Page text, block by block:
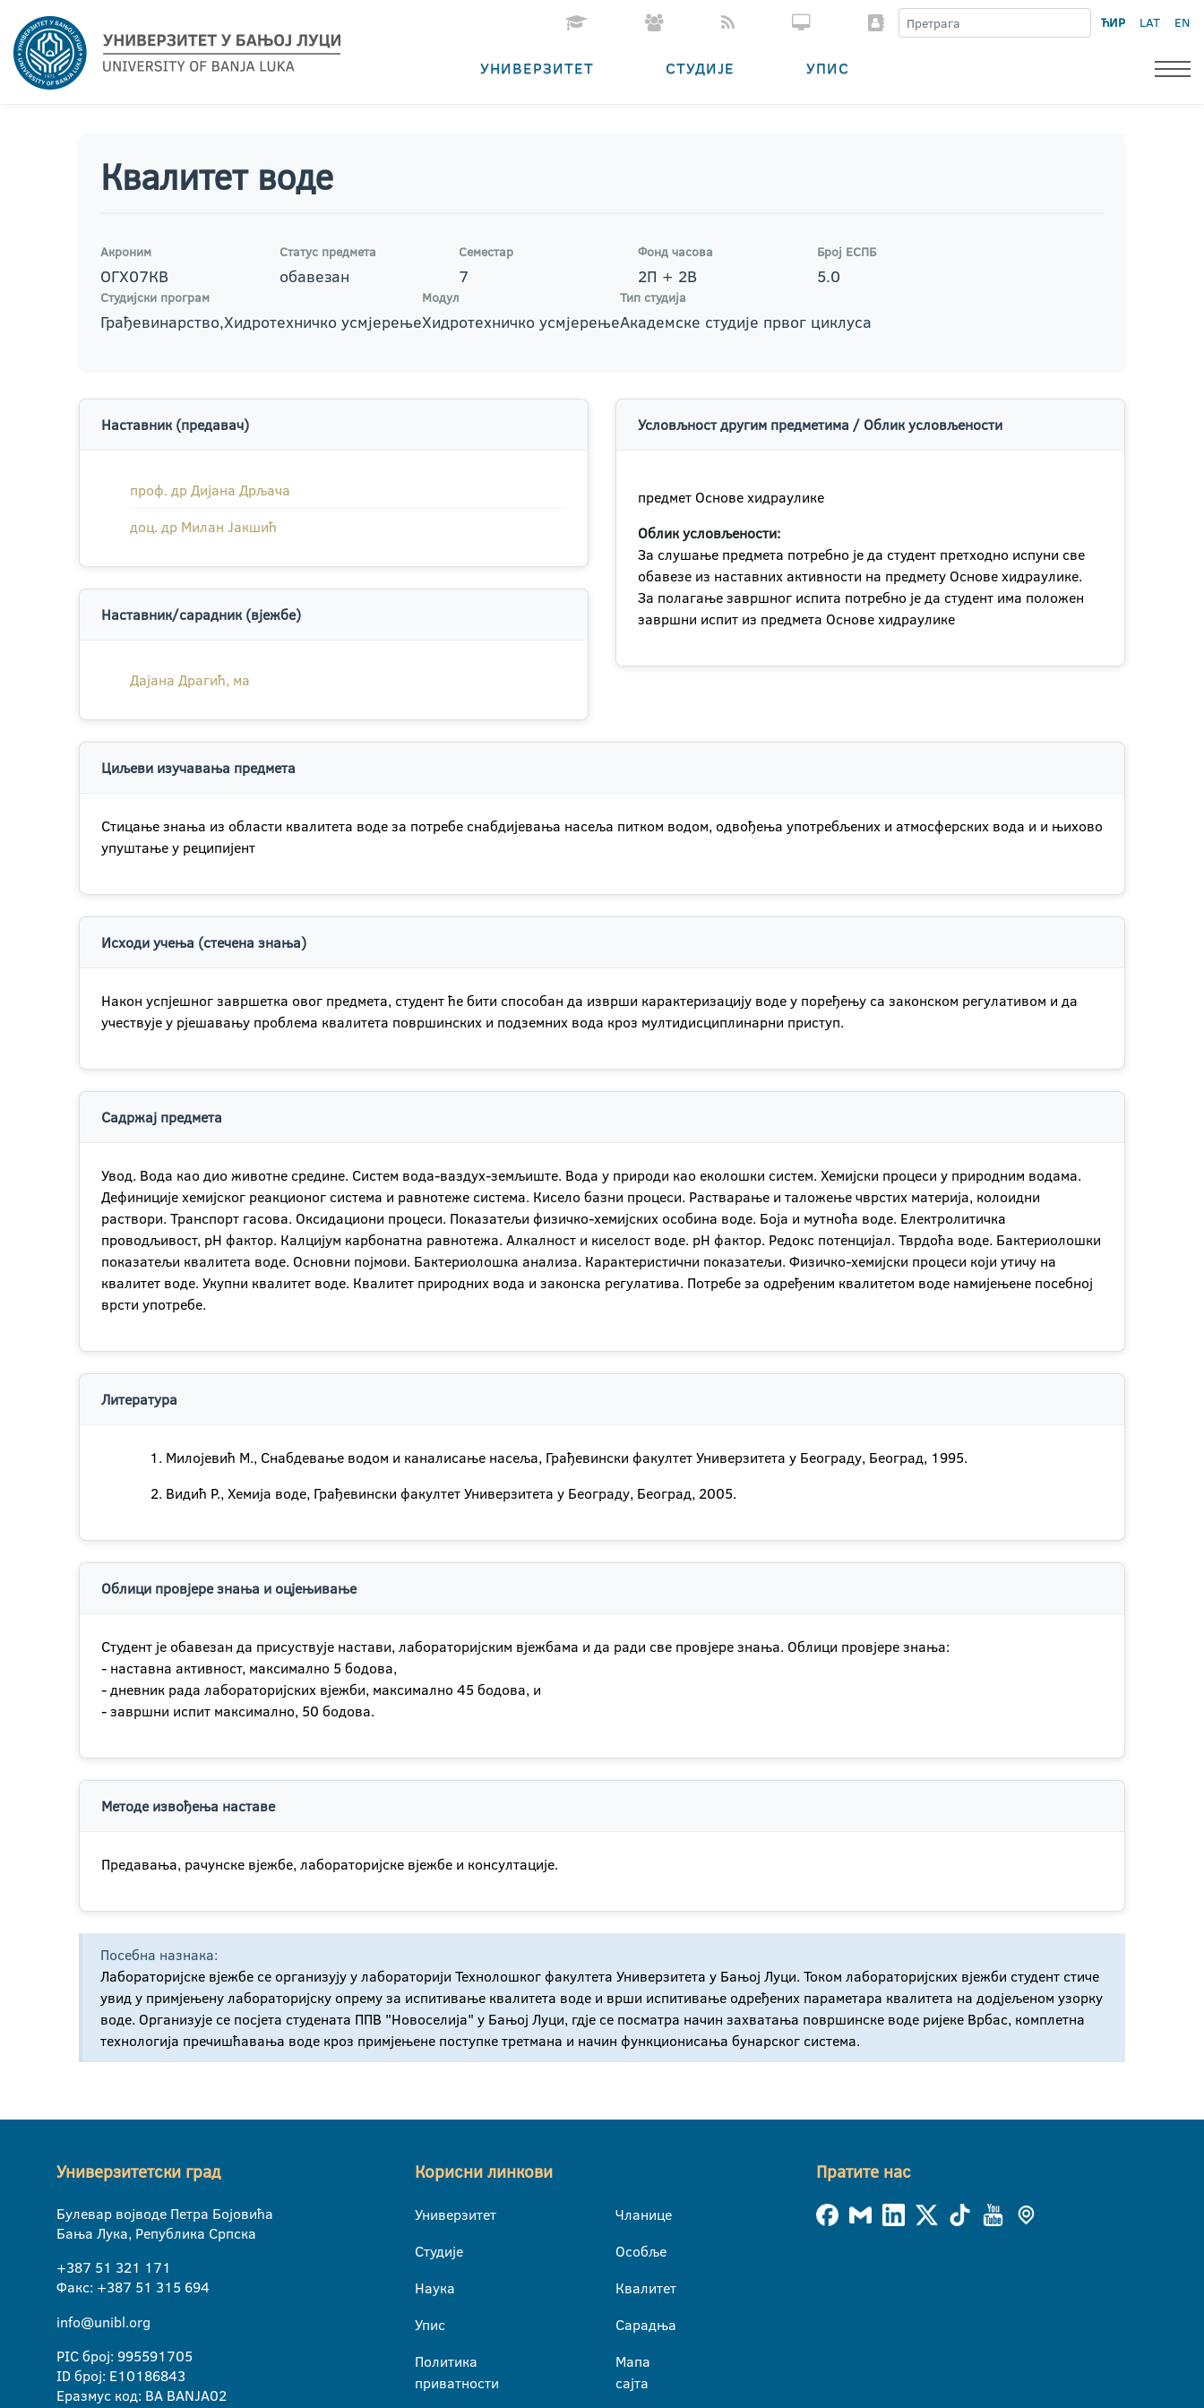
ЋИР LAT EN
УНИВЕРЗИТЕТ СТУДИЈЕ УПИС
Квалитет воде
Акроним
ОГХ07КВ
Статус предмета
обавезан
Семестар
7
Фонд часова
2П + 2В
Број ЕСПБ
5.0
Студијски програм
Грађевинарство,Хидротехничко усмјерење
Модул
Хидротехничко усмјерење
Тип студија
Академске студије првог циклуса
Наставник (предавач)
проф. др Дијана Дрљача
доц. др Милан Јакшић
Наставник/сарадник (вјежбе)
Дајана Драгић, ма
Условљност другим предметима / Облик условљености
предмет Основе хидраулике
Облик условљености:
За слушање предмета потребно је да студент претходно испуни све
обавезе из наставних активности на предмету Основе хидраулике.
За полагање завршног испита потребно је да студент има положен
завршни испит из предмета Основе хидраулике
Циљеви изучавања предмета
Стицање знања из области квалитета воде за потребе снабдијевања насеља питком водом, одвођења употребљених и атмосферских вода и и њихово
упуштање у реципијент
Исходи учења (стечена знања)
Након успјешног завршетка овог предмета, студент ће бити способан да изврши карактеризацију воде у поређењу са законском регулативом и да
учествује у рјешавању проблема квалитета површинских и подземних вода кроз мултидисциплинарни приступ.
Садржај предмета
Увод. Вода као дио животне средине. Систем вода-ваздух-земљиште. Вода у природи као еколошки систем. Хемијски процеси у природним водама.
Дефиниције хемијског реакционог система и равнотеже система. Кисело базни процеси. Растварање и таложење чврстих материја, колоидни
раствори. Транспорт гасова. Оксидациони процеси. Показатељи физичко-хемијских особина воде. Боја и мутноћа воде. Електролитичка
проводљивост, pH фактор. Калцијум карбонатна равнотежа. Алкалност и киселост воде. pH фактор. Редокс потенцијал. Тврдоћа воде. Бактериолошки
показатељи квалитета воде. Основни појмови. Бактериолошка анализа. Карактеристични показатељи. Физичко-хемијски процеси који утичу на
квалитет воде. Укупни квалитет воде. Квалитет природних вода и законска регулатива. Потребе за одређеним квалитетом воде намијењене посебној
врсти употребе.
Литература
Милојевић М., Снабдевање водом и каналисање насеља, Грађевински факултет Универзитета у Београду, Београд, 1995.
Видић Р., Хемија воде, Грађевински факултет Универзитета у Београду, Београд, 2005.
Облици провјере знања и оцјењивање
Студент је обавезан да присуствује настави, лабораторијским вјежбама и да ради све провјере знања. Облици провјере знања:
- наставна активност, максимално 5 бодова,
- дневник рада лабораторијских вјежби, максимално 45 бодова, и
- завршни испит максимално, 50 бодова.
Методе извођења наставе
Предавања, рачунске вјежбе, лабораторијске вјежбе и консултације.
Посебна назнака:
Лабораторијске вјежбе се организују у лабораторији Технолошког факултета Универзитета у Бањој Луци. Током лабораторијских вјежби студент стиче
увид у примјењену лабораторијску опрему за испитивање квалитета воде и врши испитивање одређених параметара квалитета на додјељеном узорку
воде. Организује се посјета студената ППВ "Новоселија" у Бањој Луци, гдје се посматра начин захватања површинске воде ријеке Врбас, комплетна
технологија пречишћавања воде кроз примјењене поступке третмана и начин функционисања бунарског система.
Универзитетски град
Булевар војводе Петра Бојовића
Бања Лука, Република Српска
+387 51 321 171
Факс: +387 51 315 694
info@unibl.org
PIC број: 995591705
ID број: E10186843
Еразмус код: BA BANJA02
Корисни линкови
Универзитет
Студије
Наука
Упис
Политика
приватности
Чланице
Особље
Квалитет
Сарадња
Мапа
сајта
Пратите нас